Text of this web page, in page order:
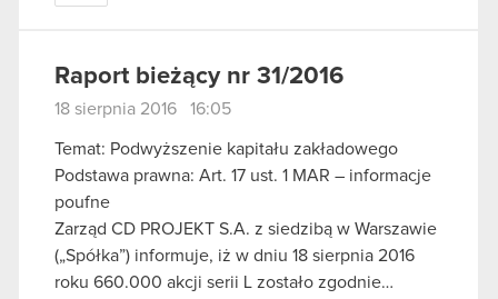
Raport bieżący nr 31/2016
18 sierpnia 2016 16:05
Temat: Podwyższenie kapitału zakładowego
Podstawa prawna: Art. 17 ust. 1 MAR – informacje
poufne
Zarząd CD PROJEKT S.A. z siedzibą w Warszawie
(„Spółka”) informuje, iż w dniu 18 sierpnia 2016
roku 660.000 akcji serii L zostało zgodnie…